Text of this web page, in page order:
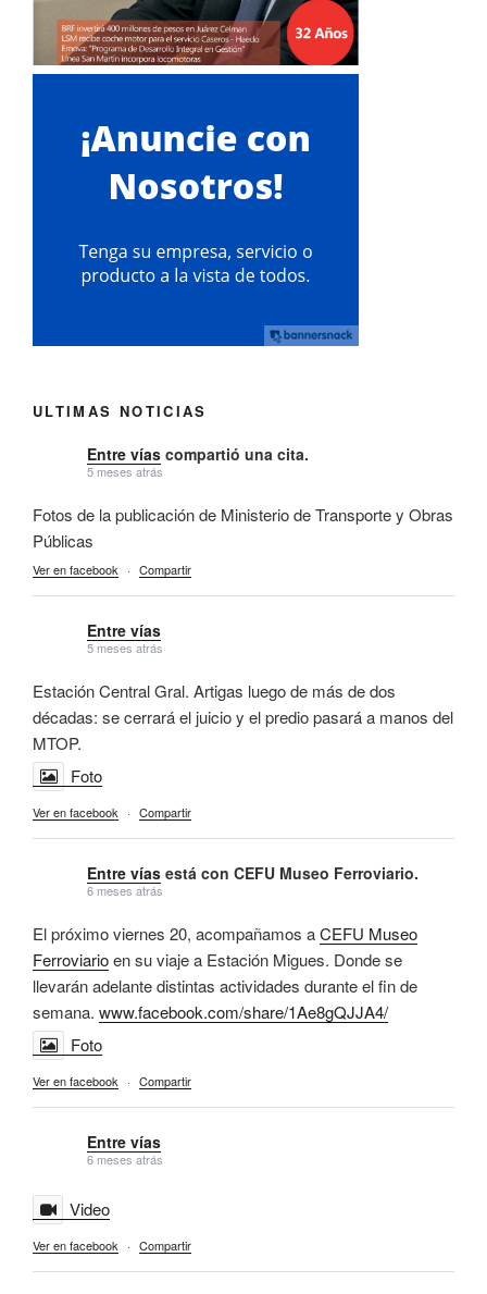
ULTIMAS NOTICIAS
Entre vías compartió una cita.
5 meses atrás
Fotos de la publicación de Ministerio de Transporte y Obras
Públicas
Ver en facebook · Compartir
Entre vías
5 meses atrás
Estación Central Gral. Artigas luego de más de dos
décadas: se cerrará el juicio y el predio pasará a manos del
MTOP.
Foto
Ver en facebook · Compartir
Entre vías está con CEFU Museo Ferroviario.
6 meses atrás
El próximo viernes 20, acompañamos aCEFU Museo
Ferroviarioen su viaje a Estación Migues. Donde se
llevarán adelante distintas actividades durante el fin de
semana. www.facebook.com/share/1Ae8gQJJA4/
Foto
Ver en facebook · Compartir
Entre vías
6 meses atrás
Video
Ver en facebook · Compartir